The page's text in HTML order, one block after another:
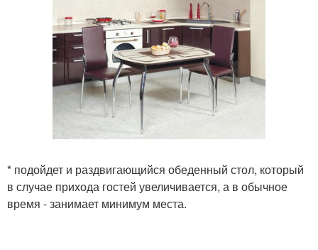
* подойдет и раздвигающийся обеденный стол, который
в случае прихода гостей увеличивается, а в обычное
время - занимает минимум места.